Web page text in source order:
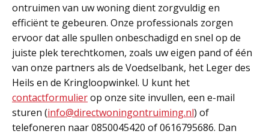
ontruimen van uw woning dient zorgvuldig en
efficiënt te gebeuren. Onze professionals zorgen
ervoor dat alle spullen onbeschadigd en snel op de
juiste plek terechtkomen, zoals uw eigen pand of één
van onze partners als de Voedselbank, het Leger des
Heils en de Kringloopwinkel. U kunt het
contactformulierop onze site invullen, een e-mail
sturen (info@directwoningontruiming.nl) of
telefoneren naar 0850045420 of 0616795686. Dan